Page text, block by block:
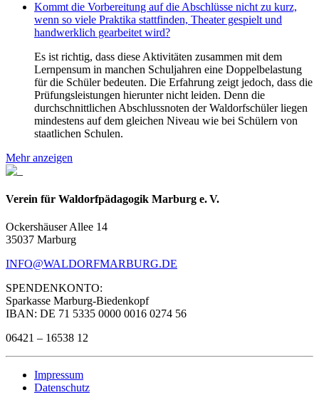
Kommt die Vorbereitung auf die Abschlüsse nicht zu kurz,
wenn so viele Praktika stattfinden, Theater gespielt und
handwerklich gearbeitet wird?
Es ist richtig, dass diese Aktivitäten zusammen mit dem
Lernpensum in manchen Schuljahren eine Doppelbelastung
für die Schüler bedeuten. Die Erfahrung zeigt jedoch, dass die
Prüfungsleistungen hierunter nicht leiden. Denn die
durchschnittlichen Abschlussnoten der Waldorfschüler liegen
mindestens auf dem gleichen Niveau wie bei Schülern von
staatlichen Schulen.
Mehr anzeigen
Verein für Waldorfpädagogik Marburg e. V.
Ockershäuser Allee 14
35037 Marburg
INFO@WALDORFMARBURG.DE
SPENDENKONTO:
Sparkasse Marburg-Biedenkopf
IBAN: DE 71 5335 0000 0016 0274 56
06421 – 16538 12
Impressum
Datenschutz